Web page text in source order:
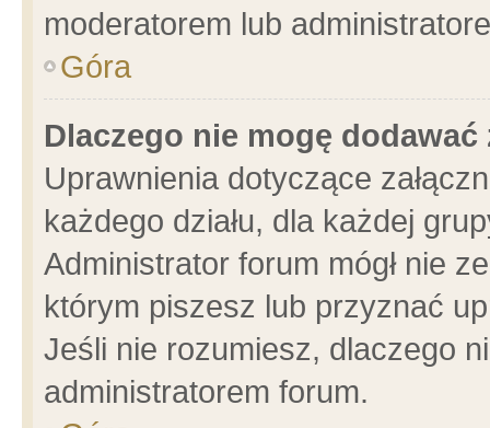
moderatorem lub
Góra
Dlaczego nie mogę dodawać
Uprawnienia dotyczące
każdego działu, dla każdej
Administrator forum mógł nie
którym piszesz lub przyznać
Jeśli nie rozumiesz, dlaczego
administratorem forum.